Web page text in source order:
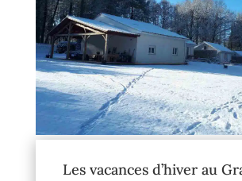
Les vacances d’hiver au